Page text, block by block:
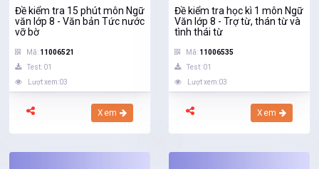
Đề kiểm tra 15 phút môn Ngữ
văn lớp 8 - Văn bản Tức nước
vỡ bờ
Mã: 11006521
Test: 01
Lượt xem:03
Xem
Đề kiểm tra học kì 1 môn Ngữ
Văn lớp 8 - Trợ từ, thán từ và
tình thái từ
Mã: 11006535
Test: 01
Lượt xem:03
Xem